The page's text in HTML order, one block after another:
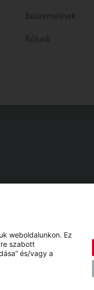
Beüzemelések
Rólunk
weboldalunkon. Ez
szabott
és/vagy a